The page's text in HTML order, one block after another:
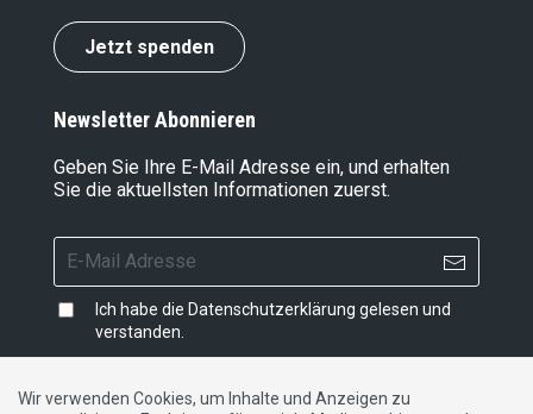
Jetzt spenden
Newsletter Abonnieren
Geben Sie Ihre E-Mail Adresse ein, und erhalten
Sie die aktuellsten Informationen zuerst.
Ich habe die Datenschutzerklärung gelesen und
verstanden.
Wir verwenden Cookies, um Inhalte und Anzeigen zu